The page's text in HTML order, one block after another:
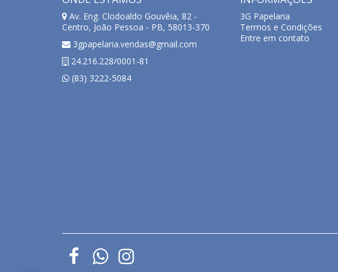
Av. Eng. Clodoaldo Gouvêia, 82 -
Centro, João Pessoa - PB, 58013-370
3gpapelaria.vendas@gmail.com
24.216.228/0001-81
(83) 3222-5084
3G Papelaria
Termos e Condições
Entre em contato